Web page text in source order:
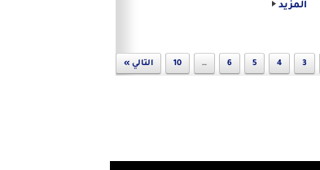
المزيد
3
4
5
6
…
10 التالي »